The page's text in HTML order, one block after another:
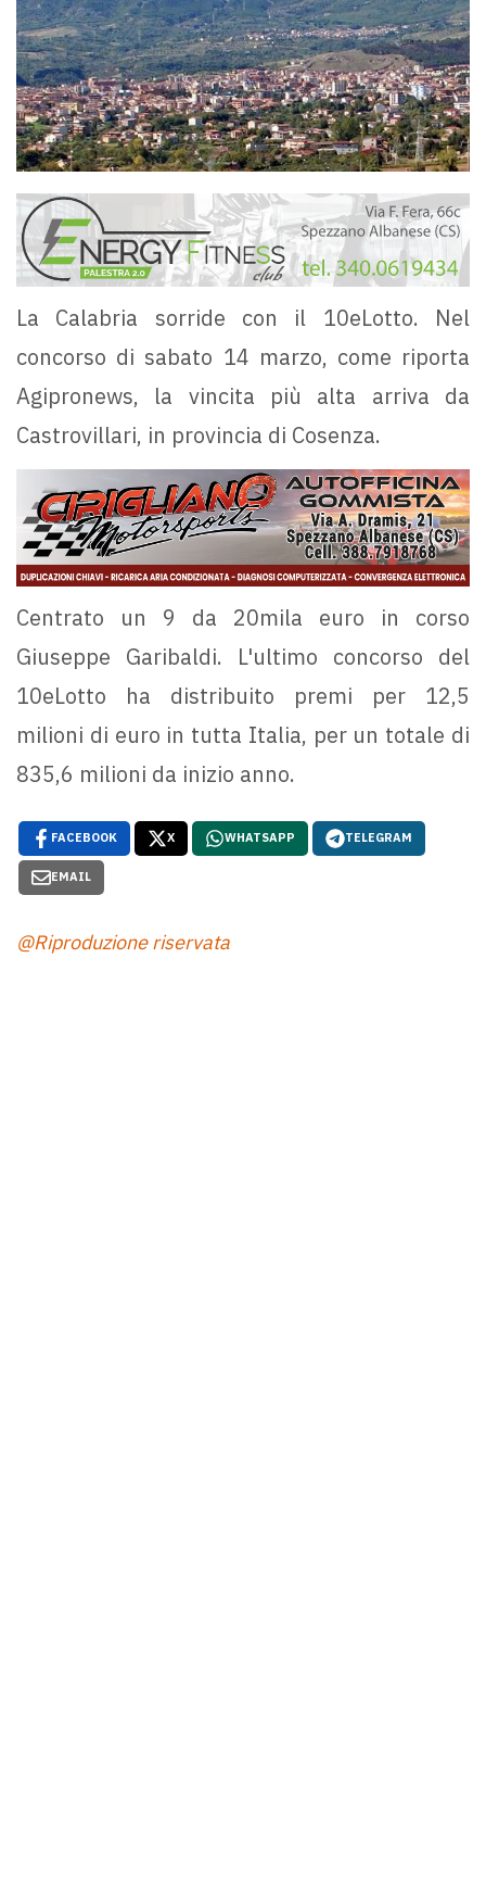
La Calabria sorride con il 10eLotto. Nel
concorso di sabato 14 marzo, come riporta
Agipronews, la vincita più alta arriva da
Castrovillari, in provincia di Cosenza.
Centrato un 9 da 20mila euro in corso
Giuseppe Garibaldi. L'ultimo concorso del
10eLotto ha distribuito premi per 12,5
milioni di euro in tutta Italia, per un totale di
835,6 milioni da inizio anno.
FACEBOOK X WHATSAPP TELEGRAM
EMAIL
@Riproduzione riservata